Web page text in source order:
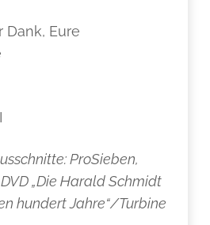
Dank, Eure
ProSieben,
DVD „Die Harald Schmidt
hundert Jahre“/Turbine